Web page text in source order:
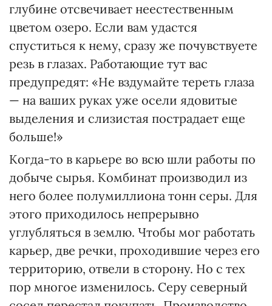
глубине отсвечивает неестественным
цветом озеро. Если вам удастся
спуститься к нему, сразу же почувствуете
резь в глазах. Работающие тут вас
предупредят: «Не вздумайте тереть глаза
— на ваших руках уже осели ядовитые
выделения и слизистая пострадает еще
больше!»
Когда-то в карьере во всю шли работы по
добыче сырья. Комбинат производил из
него более полумиллиона тонн серы. Для
этого приходилось непрерывно
углубляться в землю. Чтобы мог работать
карьер, две речки, проходившие через его
территорию, отвели в сторону. Но с тех
пор многое изменилось. Серу северный